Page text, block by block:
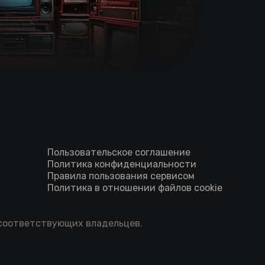
Пользовательское соглашение
Политика конфиденциальности
Правила пользования сервисом
Политика в отношении файлов cookie
владельцев.